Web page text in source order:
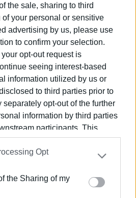
the sale, sharing to third
your personal or sensitive
advertising by us, please use
to confirm your selection.
opt-out request is
seeing interest-based
information utilized by us or
to third parties prior to
separately opt-out of the further
information by third parties
participants. This
disclosed by us to third parties
Participants
that may
third parties.
app uses one or more
gather and store information
Opt
the Sharing of my
τόνισε: "Ευχαριστούμε πολύ
διασώστες- εκπαιδευτές κο
την εξαιρετική παρουσίαση
ευχαριστούμε πολύ το
φιλοξενία του σεμιναρίου."